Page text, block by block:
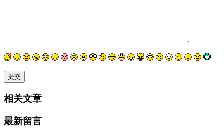
相关文章
最新留言